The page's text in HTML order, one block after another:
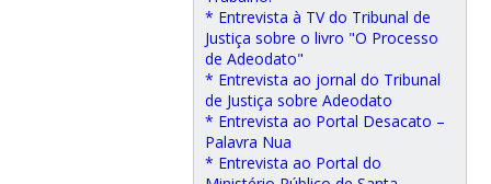
* Entrevista à TV do Tribunal de
Justiça sobre o livro "O Processo
de Adeodato"
* Entrevista ao jornal do Tribunal
de Justiça sobre Adeodato
* Entrevista ao Portal Desacato –
Palavra Nua
* Entrevista ao Portal do